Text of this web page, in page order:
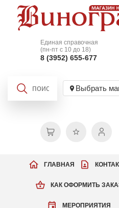
Единая справочная
(пн-пт с 10 до 18)
8 (3952) 655-677
Выбрать
КАК ОФОРМИТЬ
МЕРОПРИЯТИЯ
ГЛАВНАЯ